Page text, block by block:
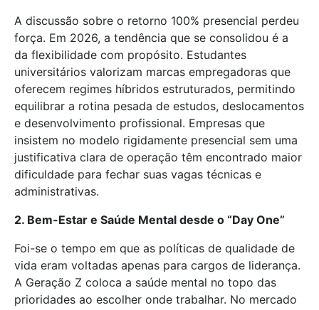
A discussão sobre o retorno 100% presencial perdeu
força. Em 2026, a tendência que se consolidou é a
da flexibilidade com propósito. Estudantes
universitários valorizam marcas empregadoras que
oferecem regimes híbridos estruturados, permitindo
equilibrar a rotina pesada de estudos, deslocamentos
e desenvolvimento profissional. Empresas que
insistem no modelo rigidamente presencial sem uma
justificativa clara de operação têm encontrado maior
dificuldade para fechar suas vagas técnicas e
administrativas.
2. Bem-Estar e Saúde Mental desde o “Day One”
Foi-se o tempo em que as políticas de qualidade de
vida eram voltadas apenas para cargos de liderança.
A Geração Z coloca a saúde mental no topo das
prioridades ao escolher onde trabalhar. No mercado